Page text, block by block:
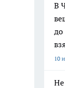
В
до
10
Не